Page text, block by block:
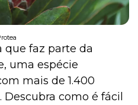
que faz parte da
uma espécie
mais de 1.400
como é fácil